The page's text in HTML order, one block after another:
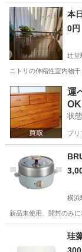
神奈川 川崎市 本
0円
辻堂
ニトリの伸縮性室内物
神奈川 藤沢市 運
OK
状
プリ
横浜
新品未使用、開封のみ
珪